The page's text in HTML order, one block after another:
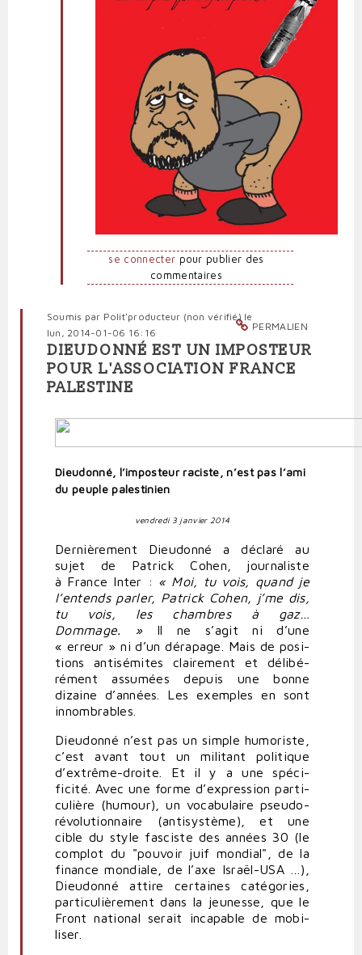
se connecter pour publier des
commentaires
PERMALIEN
Soumis par Polit'producteur (non vérifié)le
lun, 2014-01-06 16:16
DIEUDONNÉ EST UN IMPOSTEUR
POUR L'ASSOCIATION FRANCE
PALESTINE
Dieudonné, l’imposteur raciste, n’est pas l’ami
du peuple palestinien
vendredi 3 janvier 2014
Der­niè­rement Dieu­donné a déclaré au
sujet de Patrick Cohen, jour­na­liste
à France Inter : « Moi, tu vois, quand je
l’entends parler, Patrick Cohen, j’me dis,
tu vois, les chambres à gaz…
Dommage. »Il ne s’agit ni d’une
« erreur » ni d’un dérapage. Mais de posi­
tions anti­sé­mites clai­rement et déli­bé­
rément assumées depuis une bonne
dizaine d’années. Les exemples en sont
innom­brables.
Dieu­donné n’est pas un simple humo­riste,
c’est avant tout un militant poli­tique
d’extrême-droite. Et il y a une spé­ci­
ficité. Avec une forme d’expression par­ti­
cu­lière (humour), un voca­bu­laire pseudo-​​
révolutionnaire (anti­système), et une
cible du style fas­ciste des années30 (le
complot du "pouvoir juif mondial", de la
finance mon­diale, de l’axe Israël-​​USA …),
Dieu­donné attire cer­taines caté­gories,
par­ti­cu­liè­rement dans la jeu­nesse, que le
Front national serait inca­pable de mobi­
liser.